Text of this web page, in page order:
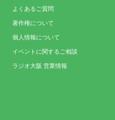
よくあるご質問
著作権について
個人情報について
イベントに関するご相談
ラジオ大阪 営業情報